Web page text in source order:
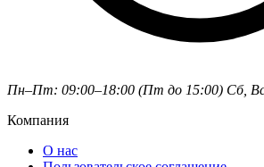
Пн–Пт: 09:00–18:00 (Пт до 15:00) Сб,
Компания
О нас